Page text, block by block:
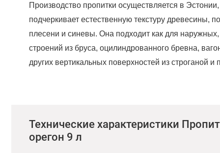
Производство пропитки осуществляется в
подчеркивает естественную текстуру древесины,
плесени и синевы. Она подходит как для
строений из бруса, оцилиндрованного бревна,
других вертикальных поверхностей из строганой
поверхности (отшлифуйте и уберите пыль
смола, ржавчина или дубильные вещества,
Технические характеристики
орегон 9 л